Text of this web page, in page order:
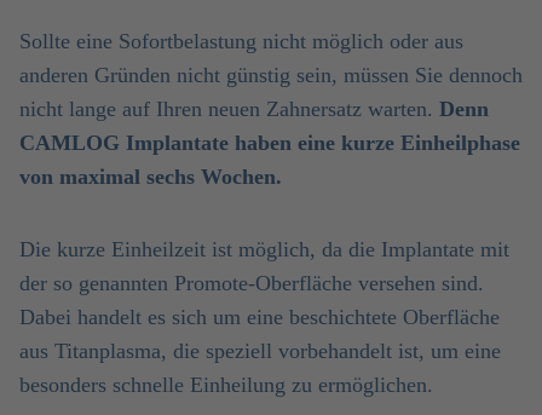
Sollte eine Sofortbelastung nicht möglich oder aus
anderen Gründen nicht günstig sein, müssen Sie dennoch
nicht lange auf Ihren neuen Zahnersatz warten. Denn
CAMLOG Implantate haben eine kurze Einheilphase
von maximal sechs Wochen.
Die kurze Einheilzeit ist möglich, da die Implantate mit
der so genannten Promote-Oberfläche versehen sind.
Dabei handelt es sich um eine beschichtete Oberfläche
aus Titanplasma, die speziell vorbehandelt ist, um eine
besonders schnelle Einheilung zu ermöglichen.